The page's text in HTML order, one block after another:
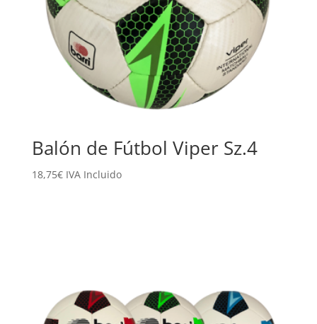
Balón de Fútbol Viper Sz.4
18,75€ IVA Incluido